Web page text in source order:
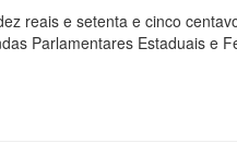
reais e setenta e cinco
Parlamentares Estaduais e